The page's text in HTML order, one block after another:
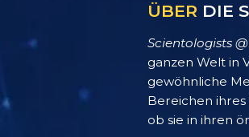
ÜBER DIE
Scientologists
ganzen Welt in
gewöhnliche
Bereichen ihres
ob sie in ihren